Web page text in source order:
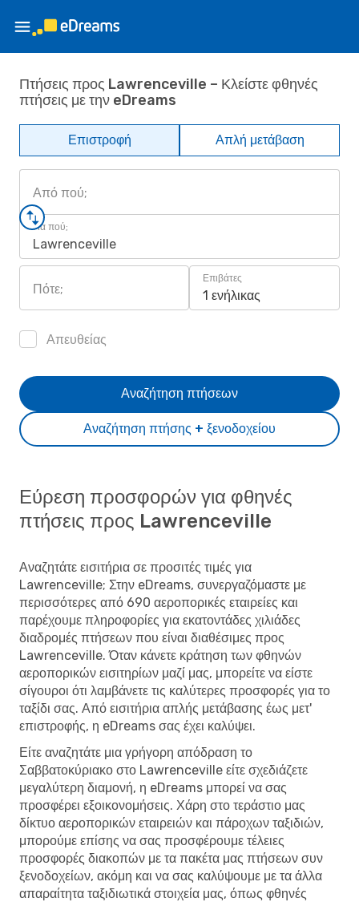
Πτήσεις προς Lawrenceville – Κλείστε φθηνές
πτήσεις με την eDreams
Επιστροφή Απλή μετάβαση
Από πού;
Για πού;
Lawrenceville
Πότε;
Επιβάτες
1 ενήλικας
Απευθείας
Αναζήτηση πτήσης + ξενοδοχείου
Αναζήτηση πτήσεων
Εύρεση προσφορών για φθηνές
πτήσεις προς Lawrenceville
Αναζητάτε εισιτήρια σε προσιτές τιμές για
Lawrenceville; Στην eDreams, συνεργαζόμαστε με
περισσότερες από 690 αεροπορικές εταιρείες και
παρέχουμε πληροφορίες για εκατοντάδες χιλιάδες
διαδρομές πτήσεων που είναι διαθέσιμες προς
Lawrenceville. Όταν κάνετε κράτηση των φθηνών
αεροπορικών εισιτηρίων μαζί μας, μπορείτε να είστε
σίγουροι ότι λαμβάνετε τις καλύτερες προσφορές για το
ταξίδι σας. Από εισιτήρια απλής μετάβασης έως μετ'
επιστροφής, η eDreams σας έχει καλύψει.
Είτε αναζητάτε μια γρήγορη απόδραση το
Σαββατοκύριακο στο Lawrenceville είτε σχεδιάζετε
μεγαλύτερη διαμονή, η eDreams μπορεί να σας
προσφέρει εξοικονομήσεις. Χάρη στο τεράστιο μας
δίκτυο αεροπορικών εταιρειών και πάροχων ταξιδιών,
μπορούμε επίσης να σας προσφέρουμε τέλειες
προσφορές διακοπών με τα πακέτα μας πτήσεων συν
ξενοδοχείων, ακόμη και να σας καλύψουμε με τα άλλα
απαραίτητα ταξιδιωτικά στοιχεία μας, όπως φθηνές